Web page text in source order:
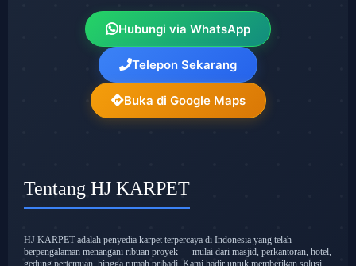
Hubungi via WhatsApp
Telepon Sekarang
Buka di Google Maps
Tentang HJ KARPET
HJ KARPET adalah penyedia karpet terpercaya di Indonesia yang telah
berpengalaman menangani ribuan proyek — mulai dari masjid, perkantoran, hotel,
gedung pertemuan, hingga rumah pribadi. Kami hadir untuk memberikan solusi